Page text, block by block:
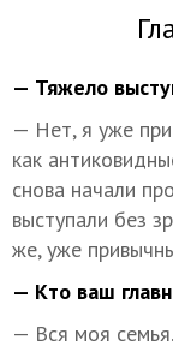
— Тяжело
— Нет, я уже
как
снова начали
выступали без
же, уже
— Кто ваш
— Вся моя